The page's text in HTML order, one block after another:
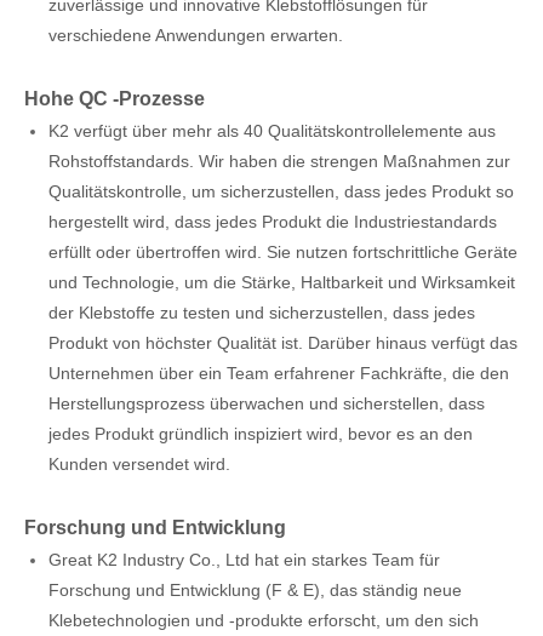
zuverlässige und innovative Klebstofflösungen für
verschiedene Anwendungen erwarten.
Hohe QC -Prozesse
K2 verfügt über mehr als 40 Qualitätskontrollelemente aus
Rohstoffstandards. Wir haben die strengen Maßnahmen zur
Qualitätskontrolle, um sicherzustellen, dass jedes Produkt so
hergestellt wird, dass jedes Produkt die Industriestandards
erfüllt oder übertroffen wird. Sie nutzen fortschrittliche Geräte
und Technologie, um die Stärke, Haltbarkeit und Wirksamkeit
der Klebstoffe zu testen und sicherzustellen, dass jedes
Produkt von höchster Qualität ist. Darüber hinaus verfügt das
Unternehmen über ein Team erfahrener Fachkräfte, die den
Herstellungsprozess überwachen und sicherstellen, dass
jedes Produkt gründlich inspiziert wird, bevor es an den
Kunden versendet wird.
Forschung und Entwicklung
Great K2 Industry Co., Ltd hat ein starkes Team für
Forschung und Entwicklung (F & E), das ständig neue
Klebetechnologien und -produkte erforscht, um den sich